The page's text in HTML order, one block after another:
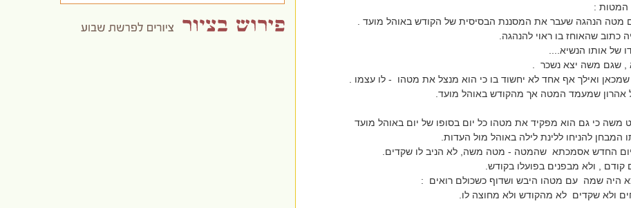
המטות :
מטה הנהגה שעבר את המסננת הבסיסית של הקודש באוהל מועד .
כתוב שהאוחז בו ראוי להנהגה.
של אותו הנשיא....
, שגם משה יצא נשכר .
ואילך אף אחד לא יחשוד בו כי הוא מנצל את מטהו - לו עצמו .
של אהרון שמעמד המטה אך מהקודש באוהל מועד.
משה כי גם הוא מפקיד את מטהו כל יום בסופו של יום באוהל מועד
המבחן להניחו ללינת לילה באוהל מול העדות.
החדש אסמכתא שהמטה - מטה משה, לא הניב לו שקדים.
קודם , ולא מבפנים בפועלו בקודש.
היה שמה עם מטהו היבש ושדוף כשכולם רואים :
ולא שקדים לא מהקודש ולא מחוצה לו.